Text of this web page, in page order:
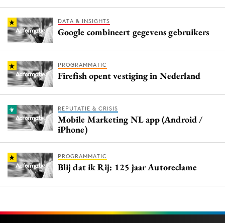
DATA & INSIGHTS
Google combineert gegevens gebruikers
PROGRAMMATIC
Firefish opent vestiging in Nederland
REPUTATIE & CRISIS
Mobile Marketing NL app (Android /
iPhone)
PROGRAMMATIC
Blij dat ik Rij: 125 jaar Autoreclame